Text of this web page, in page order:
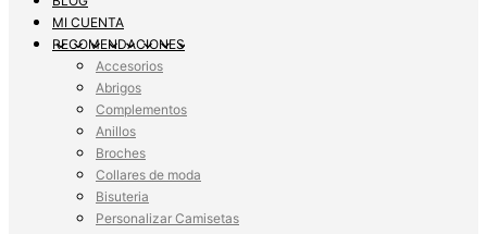
MI CUENTA
RECOMENDACIONES
Accesorios
Abrigos
Complementos
Anillos
Broches
Collares de moda
Bisuteria
Personalizar Camisetas